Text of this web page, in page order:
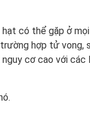
hạt có thể gặp ở
hợp tử vong,
cơ cao với các